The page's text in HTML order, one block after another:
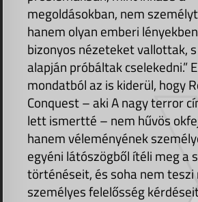
megoldásokban, nem
hanem olyan emberi
bizonyos nézeteket vallottak,
alapján próbáltak cselekedni.”
mondatból az is kiderül, hogy
Conquest – aki A nagy terror
lett ismertté – nem hűvös
hanem véleményének
egyéni látószögből ítéli meg a
történéseit, és soha nem teszi
személyes felelősség